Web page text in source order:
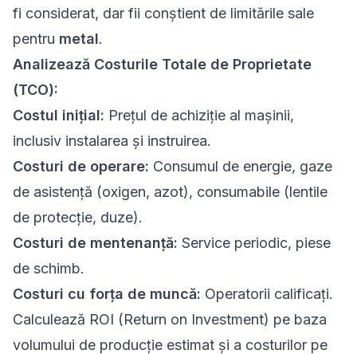
fi considerat, dar fii conștient de limitările sale
pentru metal.
Analizează Costurile Totale de Proprietate
(TCO):
Costul inițial: Prețul de achiziție al mașinii,
inclusiv instalarea și instruirea.
Costuri de operare: Consumul de energie, gaze
de asistență (oxigen, azot), consumabile (lentile
de protecție, duze).
Costuri de mentenanță: Service periodic, piese
de schimb.
Costuri cu forța de muncă: Operatorii calificați.
Calculează ROI (Return on Investment) pe baza
volumului de producție estimat și a costurilor pe